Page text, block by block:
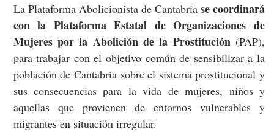
La Plataforma Abolicionista de Cantabria se coordinará
con la Plataforma Estatal de Organizaciones de
Mujeres por la Abolición de la Prostitución(PAP),
para trabajar con el objetivo común de sensibilizar a la
población de Cantabria sobre el sistema prostitucional y
sus consecuencias para la vida de mujeres, niños y
aquellas que provienen de entornos vulnerables y
migrantes en situación irregular.